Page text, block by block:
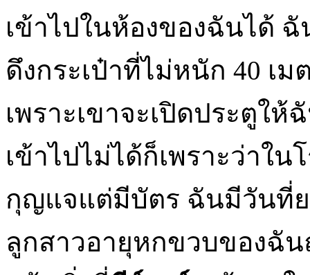
เข้าไปในห้องของฉันได้ ฉั
ดึงกระเป๋าที่ไม่หนัก 40 เ
เพราะเขาจะเปิดประตูใ
เข้าไปไม่ได้ก็เพราะว่าใ
กุญแจแต่มีบัตร ฉันมีวันที่
ลูกสาวอายุหกขวบของฉั